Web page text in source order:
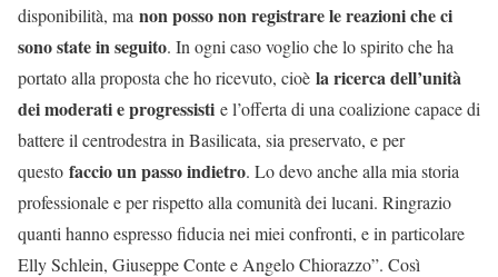
disponibilità, ma non posso non registrare le reazioni che ci
sono state in seguito. In ogni caso voglio che lo spirito che ha
portato alla proposta che ho ricevuto, cioè la ricerca dell’unità
dei moderati e progressisti e l’offerta di una coalizione capace di
battere il centrodestra in Basilicata, sia preservato, e per
questo faccio un passo indietro. Lo devo anche alla mia storia
professionale e per rispetto alla comunità dei lucani. Ringrazio
quanti hanno espresso fiducia nei miei confronti, e in particolare
Elly Schlein, Giuseppe Conte e Angelo Chiorazzo”. Così